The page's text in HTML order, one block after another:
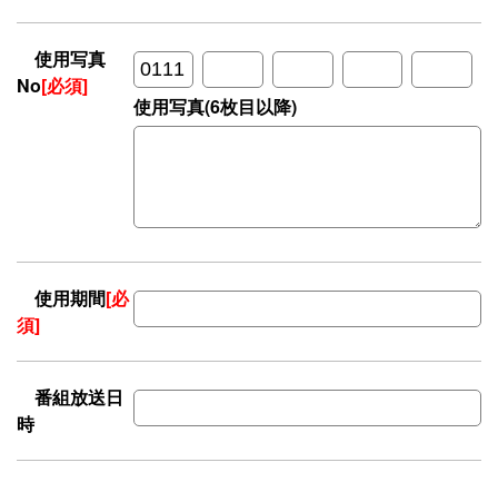
使用写真
No[必須]
使用写真(6枚目以降)
使用期間[必
須]
番組放送日
時